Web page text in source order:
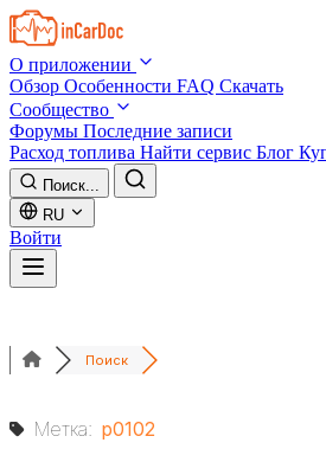
Skip to main content
О приложении
Обзор Особенности FAQ Скачать
Сообщество
Форумы Последние записи
Расход топлива Найти сервис Блог
Поиск...
RU
Войти
Поиск
Метка: p0102